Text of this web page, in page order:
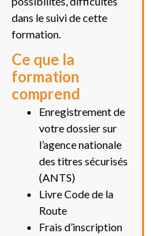
dans le suivi de cette
formation.
Ce que la
formation
comprend
Enregistrement de
votre dossier sur
l’agence nationale
des titres sécurisés
(ANTS)
Livre Code de la
Route
Frais d’inscription